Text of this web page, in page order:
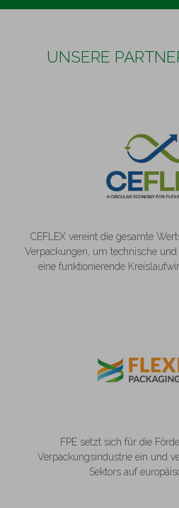
UNSERE
CEFLEX vereint die gesamte
Verpackungen, um technische
eine funktionierende
FPE setzt sich für die
Verpackungsindustrie ein und
Sektors auf